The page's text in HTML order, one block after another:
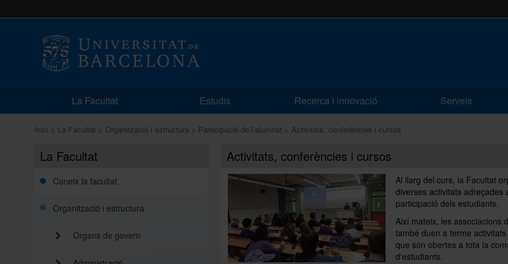
La Facultat Estudis Recerca i innovació Serveis
Inici La Facultat Organització i estructura Participació de l’alumnat Activitats, conferències i cursos
La Facultat
Coneix la facultat
Organització i estructura
Òrgans de govern
Activitats, conferències i cursos
Al llarg del curs, la Facultat
diverses activitats adreçades
participació dels estudiants.
Així mateix, les associacions
també duen a terme
que són obertes a tota la
d'estudiants.